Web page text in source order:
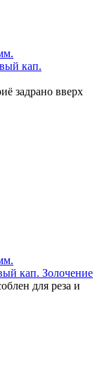
кап.
задрано вверх
кап. Золочение
для реза и